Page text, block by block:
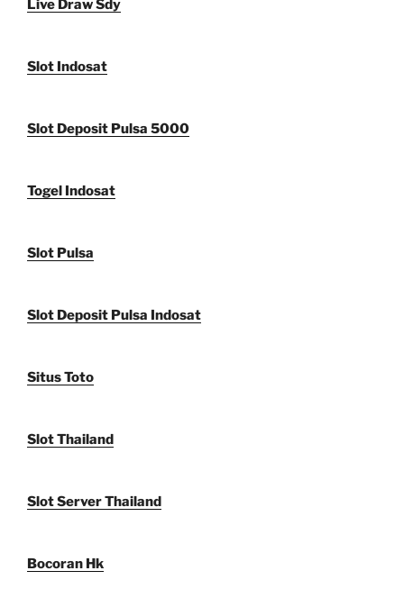
Live Draw Sdy
Slot Indosat
Slot Deposit Pulsa 5000
Togel Indosat
Slot Pulsa
Slot Deposit Pulsa Indosat
Situs Toto
Slot Thailand
Slot Server Thailand
Bocoran Hk